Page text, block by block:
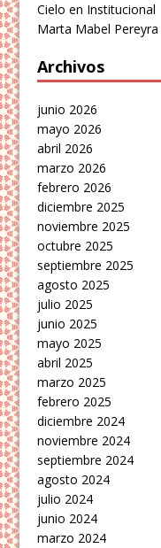
Cielo en Institucional
Marta Mabel Pereyra
Archivos
junio 2026
mayo 2026
abril 2026
marzo 2026
febrero 2026
diciembre 2025
noviembre 2025
octubre 2025
septiembre 2025
agosto 2025
julio 2025
junio 2025
mayo 2025
abril 2025
marzo 2025
febrero 2025
diciembre 2024
noviembre 2024
septiembre 2024
agosto 2024
julio 2024
junio 2024
marzo 2024